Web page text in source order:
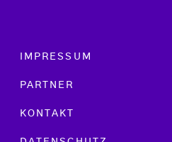
Footer menu
IMPRESSUM
PARTNER
KONTAKT